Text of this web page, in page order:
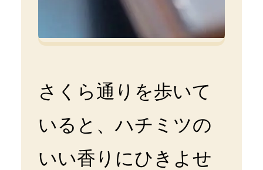
さくら通りを歩いて
いると、ハチミツの
いい香りにひきよせ